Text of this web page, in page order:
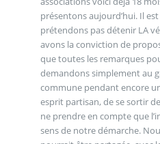
présentons aujourd’hui. Il
prétendons pas détenir LA
avons la conviction de
que toutes les remarques
demandons simplement au
commune pendant encore
esprit partisan, de se sortir
ne prendre en compte que
sens de notre démarche.